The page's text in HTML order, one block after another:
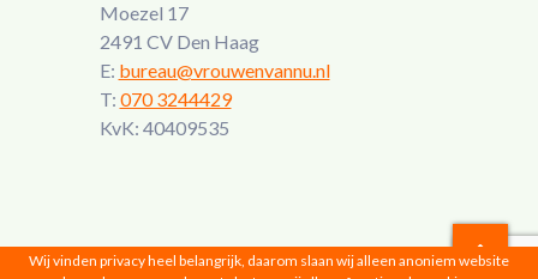
Moezel 17
2491 CV Den Haag
E: bureau@vrouwenvannu.nl
T: 070 3244429
KvK: 40409535
Wij vinden privacy heel belangrijk, daarom slaan wij alleen anoniem website